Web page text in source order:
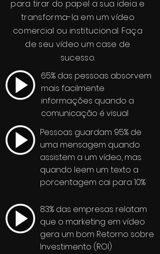
para tirar do papel a sua ideia e
transforma-la em um vídeo
comercial ou institucional. Faça
de seu vídeo um case de
sucesso.
65% das pessoas absorvem
mais facilmente
informações quando a
comunicação é visual
Pessoas guardam 95% de
uma mensagem quando
assistem a um vídeo, mas
quando leem um texto a
porcentagem cai para 10%
83% das empresas relatam
que o marketing em vídeo
gera um bom Retorno sobre
Investimento (ROI)